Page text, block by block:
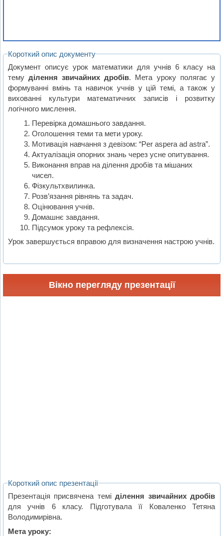
Короткий опис документу
Документ описує урок математики для учнів 6 класу на
темуділення звичайних дробів. Мета уроку полягає у
формуванні вмінь та навичок учнів у цій темі, а також у
вихованні культури математичних записів і розвитку
логічного мислення.
Перевірка домашнього завдання.
Оголошення теми та мети уроку.
Мотивація навчання з девізом: “Per aspera ad astra”.
Актуалізація опорних знань через усне опитування.
Виконання вправ на ділення дробів та мішаних
чисел.
Фізкультхвилинка.
Розв’язання рівнянь та задач.
Оцінювання учнів.
Домашнє завдання.
Підсумок уроку та рефлексія.
Урок завершується вправою для визначення настрою учнів.
Вікно перегляду презентації
Короткий опис презентації
Презентація присвячена теміділення звичайних дробів
для учнів 6 класу. Підготувала її Коваленко Тетяна
Володимирівна.
Мета уроку: